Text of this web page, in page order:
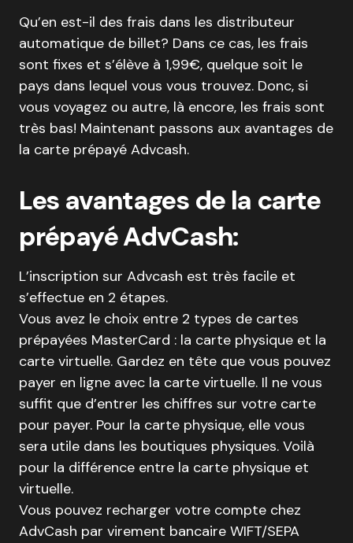
Qu’en est-il des frais dans les distributeur
automatique de billet? Dans ce cas, les frais
sont fixes et s’élève à 1,99€, quelque soit le
pays dans lequel vous vous trouvez. Donc, si
vous voyagez ou autre, là encore, les frais sont
très bas! Maintenant passons aux avantages de
la carte prépayé Advcash.
Les avantages de la carte
prépayé AdvCash:
L’inscription sur Advcash est très facile et
s’effectue en 2 étapes.
Vous avez le choix entre 2 types de cartes
prépayées MasterCard : la carte physique et la
carte virtuelle. Gardez en tête que vous pouvez
payer en ligne avec la carte virtuelle. Il ne vous
suffit que d’entrer les chiffres sur votre carte
pour payer. Pour la carte physique, elle vous
sera utile dans les boutiques physiques. Voilà
pour la différence entre la carte physique et
virtuelle.
Vous pouvez recharger votre compte chez
AdvCash par virement bancaire WIFT/SEPA